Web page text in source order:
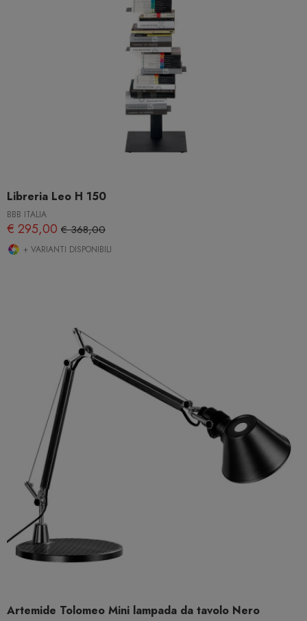
Libreria Leo H 150
BBB ITALIA
€ 295,00 € 368,00
+ VARIANTI DISPONIBILI
Artemide Tolomeo Mini lampada da tavolo Nero